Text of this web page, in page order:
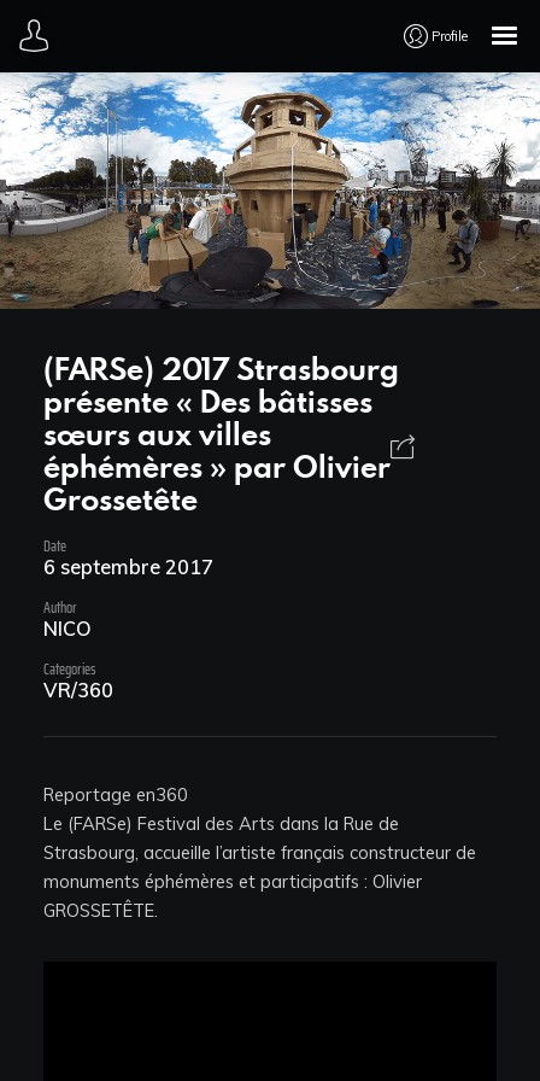
Profile
(FARSe) 2017 Strasbourg
présente « Des bâtisses
sœurs aux villes
éphémères » par Olivier
Grossetête
Date
6 septembre 2017
Author
NICO
Categories
VR/360
Reportage en360
Le (FARSe) Festival des Arts dans la Rue de
Strasbourg, accueille l’artiste français constructeur de
monuments éphémères et participatifs : Olivier
GROSSETÊTE.
Accueil
TV
WEB
3D
LIVE
ART
Instagram
Instagram
CTRL-Z